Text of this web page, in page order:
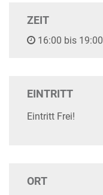
ZEIT
16:00 bis 19:00
EINTRITT
Eintritt Frei!
ORT